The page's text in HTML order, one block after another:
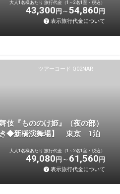
大人1名様あたり 旅行代金（1～2名1室・税込）
43,300 円 54,860 円
表示旅行代金について
ツアーコード Q02NAR
伎『もののけ姫』（夜の部）
き◆新橋演舞場】 東京 1泊
大人1名様あたり 旅行代金（1～2名1室・税込）
49,080 円 61,560 円
表示旅行代金について